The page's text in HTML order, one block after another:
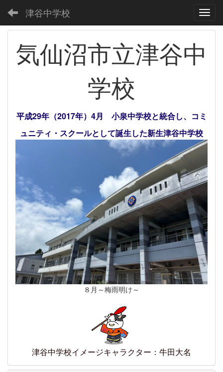
津谷中学校
気仙沼市立津谷中
学校
平成29年（2017年）4月 小泉中学校と統合し、コミ
ュニティ・スクールとして誕生した新生津谷中学校
８月～梅雨明け～
津谷中学校イメージキャラクター：牛田大名